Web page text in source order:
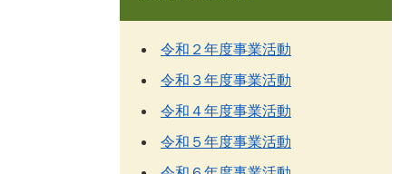
令和２年度事業活動
令和３年度事業活動
令和４年度事業活動
令和５年度事業活動